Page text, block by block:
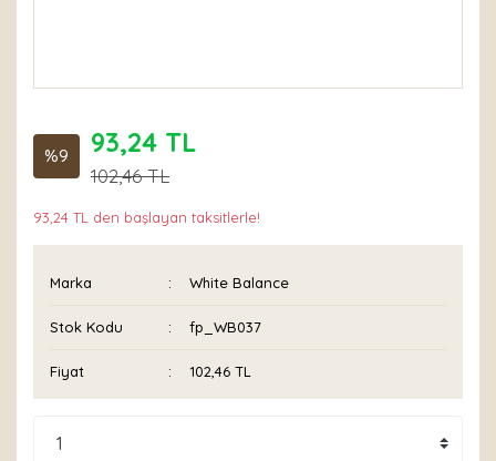
%9 93,24 TL
102,46 TL
93,24 TL den başlayan taksitlerle!
Marka White Balance
Stok Kodu fp_WB037
Fiyat 102,46 TL